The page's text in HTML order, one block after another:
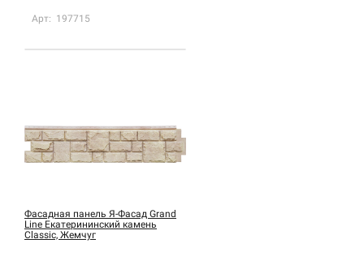
Арт: 197715
Фасадная панель Я-Фасад Grand
Line Екатерининский камень
Classic, Жемчуг